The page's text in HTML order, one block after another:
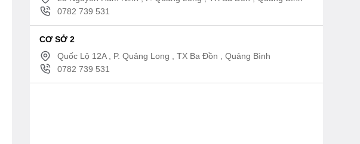
0782 739 531
CƠ SỞ 2
Quốc Lộ 12A , P. Quảng Long , TX Ba Đồn , Quảng Bình
0782 739 531